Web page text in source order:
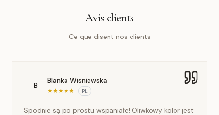
Avis clients
Ce que disent nos clients
B
Blanka Wisniewska
★★★★★ PL
Spodnie są po prostu wspaniałe! Oliwkowy kolor jest